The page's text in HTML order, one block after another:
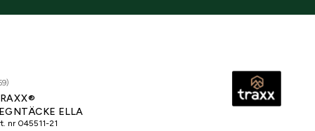
ELLA
nr 045511-21